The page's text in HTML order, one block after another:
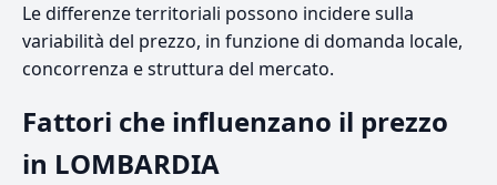
Le differenze territoriali possono incidere sulla
variabilità del prezzo, in funzione di domanda locale,
concorrenza e struttura del mercato.
Fattori che influenzano il prezzo
in LOMBARDIA